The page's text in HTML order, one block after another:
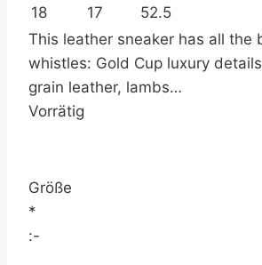
18
17
52.5
This leather sneaker has all the
whistles: Gold Cup luxury
grain leather, lambs…
Vorrätig
Größe
*
:-